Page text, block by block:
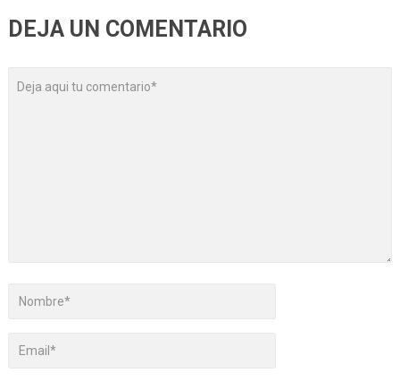
DEJA UN COMENTARIO